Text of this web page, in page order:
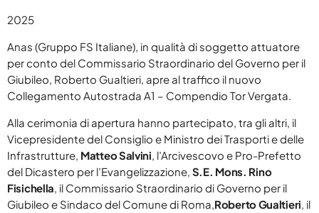
BUONGIORNO VIP
RADIOGIORNALE
IL METEO
ON AIR
JAZID ON AIR
DELTA1 CINEMA
OSPITI
PRIMO PIANO
DELTA1
CINEMA
MUSICA
FUMETTI
RADIO DELTA 1 LIVE
CLASSIFICHE keyboard_arrow_down
TOP 10
TOP 10 2025
YOUR SONG
CONTATTACI
COOKIE POLICY
PRIVACY POLICY
2025
Anas (Gruppo FS Italiane), in qualità di soggetto attuatore
per conto del Commissario Straordinario del Governo per il
Giubileo, Roberto Gualtieri, apre al traffico il nuovo
Collegamento Autostrada A1 – Compendio Tor Vergata.
Alla cerimonia di apertura hanno partecipato, tra gli altri, il
Vicepresidente del Consiglio e Ministro dei Trasporti e delle
Infrastrutture, Matteo Salvini, l’Arcivescovo e Pro-Prefetto
del Dicastero per l’Evangelizzazione, S.E. Mons. Rino
Fisichella, il Commissario Straordinario di Governo per il
Giubileo e Sindaco del Comune di Roma,Roberto Gualtieri, il